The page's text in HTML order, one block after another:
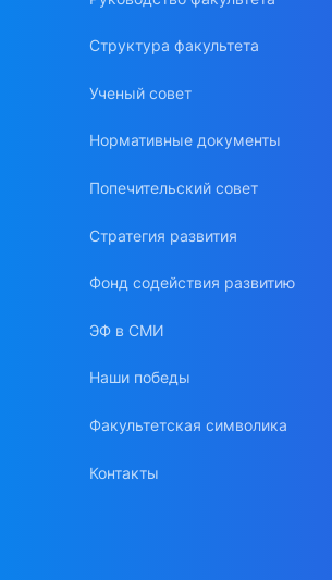
Структура факультета
Ученый совет
Нормативные документы
Попечительский совет
Стратегия развития
Фонд содействия развитию
ЭФ в СМИ
Наши победы
Факультетская символика
Контакты